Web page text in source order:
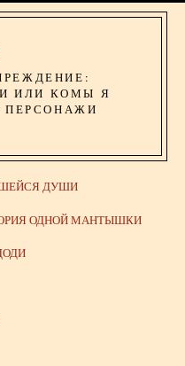
ИЛИ КОМЫ Я
ПЕРСОНАЖИ
ДУШИ
ОДНОЙ МАНТЫШКИ